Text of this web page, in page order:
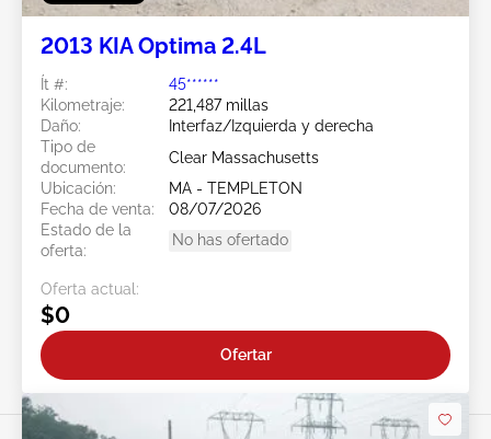
2013 KIA Optima 2.4L
Ít #:
45******
Kilometraje:
221,487 millas
Daño:
Interfaz/Izquierda y derecha
Tipo de
documento:
Clear Massachusetts
Ubicación:
MA - TEMPLETON
Fecha de venta:
08/07/2026
Estado de la
oferta:
No has ofertado
Oferta actual:
$0
Ofertar